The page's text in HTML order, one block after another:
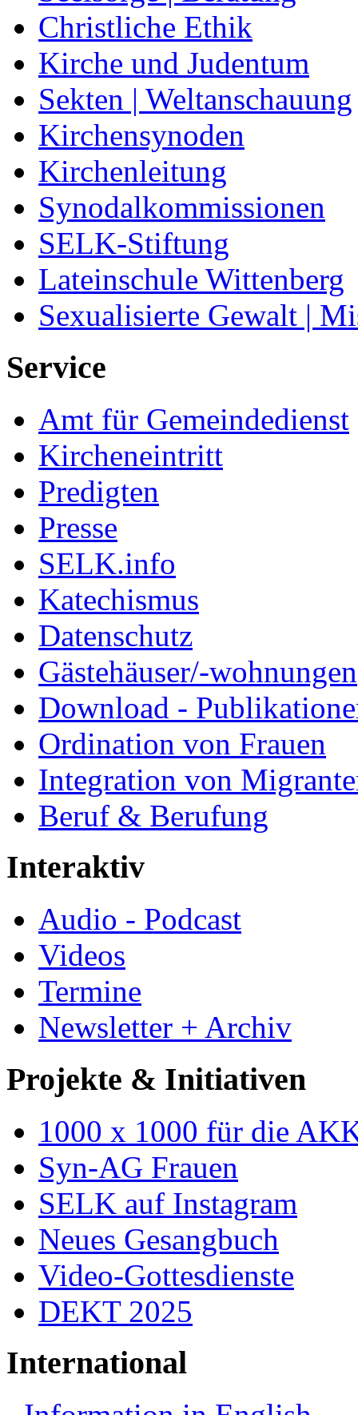
Christliche Ethik
Kirche und Judentum
Sekten | Weltanschauung
Kirchensynoden
Kirchenleitung
Synodalkommissionen
SELK-Stiftung
Lateinschule Wittenberg
Sexualisierte Gewalt |
Service
Amt für Gemeindedienst
Kircheneintritt
Predigten
Presse
SELK.info
Katechismus
Datenschutz
Gästehäuser/-wohnungen
Download -
Ordination von Frauen
Integration von
Beruf & Berufung
Interaktiv
Audio - Podcast
Videos
Termine
Newsletter + Archiv
Projekte & Initiativen
1000 x 1000 für die
Syn-AG Frauen
SELK auf Instagram
Neues Gesangbuch
Video-Gottesdienste
DEKT 2025
International